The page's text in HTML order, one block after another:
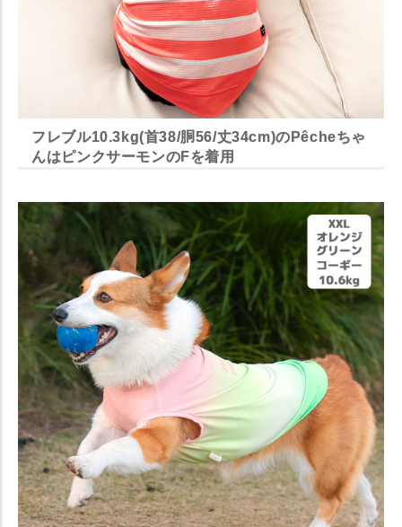
フレブル10.3kg(首38/胴56/丈34cm)のPêcheちゃ
んはピンクサーモンのFを着用